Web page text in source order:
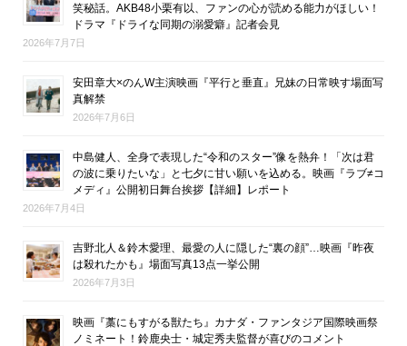
笑秘話。AKB48小栗有以、ファンの心が読める能力がほしい！
ドラマ『ドライな同期の溺愛癖』記者会見
2026年7月7日
安田章大×のんW主演映画『平行と垂直』兄妹の日常映す場面写
真解禁
2026年7月6日
中島健人、全身で表現した“令和のスター”像を熱弁！「次は君
の波に乗りたいな」と七夕に甘い願いを込める。映画『ラブ≠コ
メディ』公開初日舞台挨拶【詳細】レポート
2026年7月4日
吉野北人＆鈴木愛理、最愛の人に隠した“裏の顔”…映画『昨夜
は殺れたかも』場面写真13点一挙公開
2026年7月3日
映画『藁にもすがる獣たち』カナダ・ファンタジア国際映画祭
ノミネート！鈴鹿央士・城定秀夫監督が喜びのコメント